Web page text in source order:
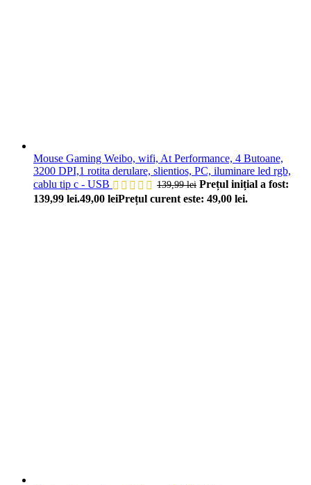
Mouse Gaming Weibo, wifi, At Performance, 4 Butoane,
3200 DPI,1 rotita derulare, slientios, PC, iluminare led rgb,
cablu tip c - USB
139,99lei Prețul inițial a fost:
139,99 lei.49,00 leiPrețul curent este: 49,00 lei.